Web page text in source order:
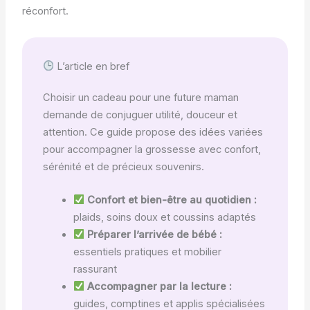
réconfort.
L’article en bref
Choisir un cadeau pour une future maman
demande de conjuguer utilité, douceur et
attention. Ce guide propose des idées variées
pour accompagner la grossesse avec confort,
sérénité et de précieux souvenirs.
Confort et bien-être au quotidien :
plaids, soins doux et coussins adaptés
Préparer l’arrivée de bébé :
essentiels pratiques et mobilier
rassurant
Accompagner par la lecture :
guides, comptines et applis spécialisées